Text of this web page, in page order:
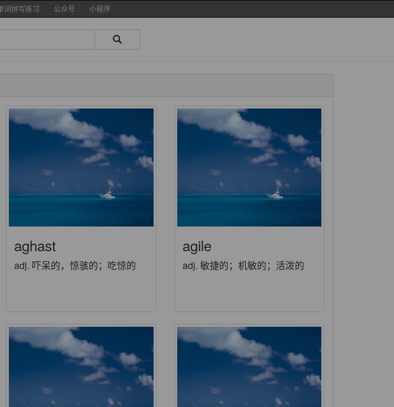
词拼写练习 公众号 小程序
aghast
adj. 吓呆的，惊骇的；吃惊的
agile
adj. 敏捷的；机敏的；活泼的